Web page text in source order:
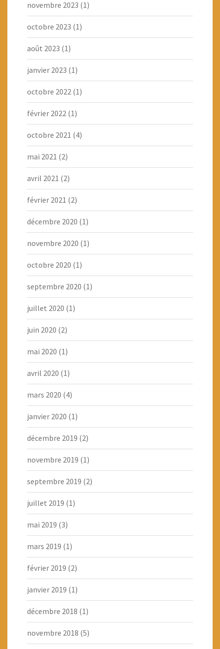
novembre 2023 (1)
octobre 2023 (1)
août 2023 (1)
janvier 2023 (1)
octobre 2022 (1)
février 2022 (1)
octobre 2021 (4)
mai 2021 (2)
avril 2021 (2)
février 2021 (2)
décembre 2020 (1)
novembre 2020 (1)
octobre 2020 (1)
septembre 2020 (1)
juillet 2020 (1)
juin 2020 (2)
mai 2020 (1)
avril 2020 (1)
mars 2020 (4)
janvier 2020 (1)
décembre 2019 (2)
novembre 2019 (1)
septembre 2019 (2)
juillet 2019 (1)
mai 2019 (3)
mars 2019 (1)
février 2019 (2)
janvier 2019 (1)
décembre 2018 (1)
novembre 2018 (5)